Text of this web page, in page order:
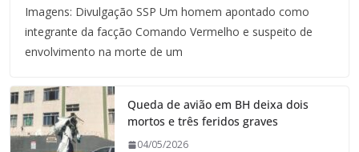
Imagens: Divulgação SSP Um homem apontado como
integrante da facção Comando Vermelho e suspeito de
envolvimento na morte de um
Queda de avião em BH deixa dois
mortos e três feridos graves
04/05/2026